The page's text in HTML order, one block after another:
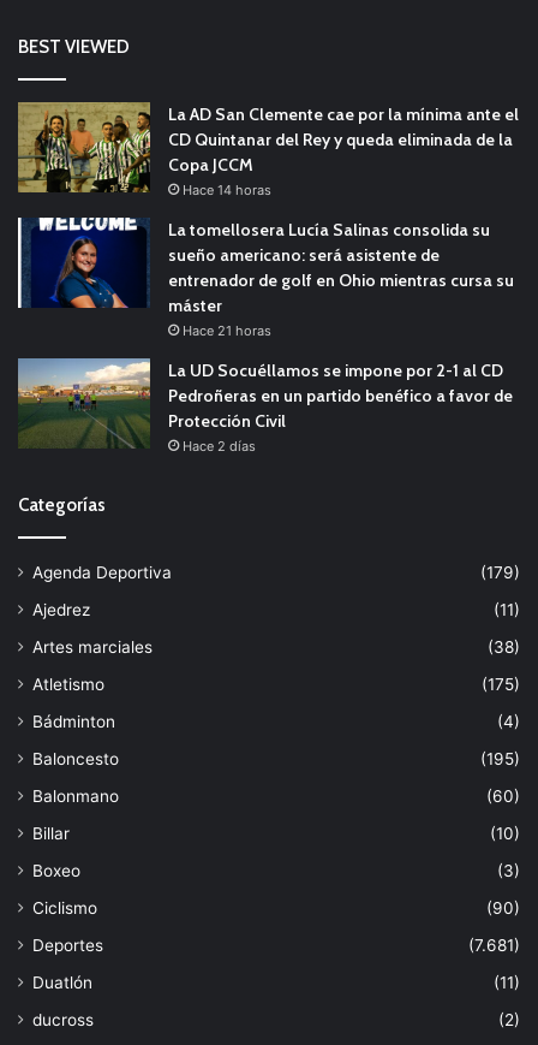
BEST VIEWED
La AD San Clemente cae por la mínima ante el
CD Quintanar del Rey y queda eliminada de la
Copa JCCM
Hace 14 horas
La tomellosera Lucía Salinas consolida su
sueño americano: será asistente de
entrenador de golf en Ohio mientras cursa su
máster
Hace 21 horas
La UD Socuéllamos se impone por 2-1 al CD
Pedroñeras en un partido benéfico a favor de
Protección Civil
Hace 2 días
Categorías
Agenda Deportiva
(179)
Ajedrez
(11)
Artes marciales
(38)
Atletismo
(175)
Bádminton
(4)
Baloncesto
(195)
Balonmano
(60)
Billar
(10)
Boxeo
(3)
Ciclismo
(90)
Deportes
(7.681)
Duatlón
(11)
ducross
(2)